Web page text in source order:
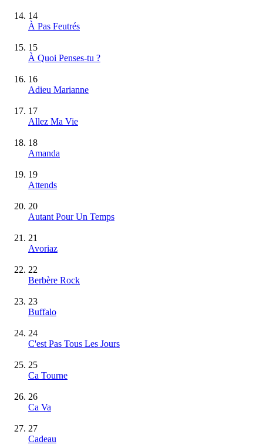
14
À Pas Feutrés
15
À Quoi Penses-tu ?
16
Adieu Marianne
17
Allez Ma Vie
18
Amanda
19
Attends
20
Autant Pour Un Temps
21
Avoriaz
22
Berbère Rock
23
Buffalo
24
C'est Pas Tous Les Jours
25
Ca Tourne
26
Ca Va
27
Cadeau